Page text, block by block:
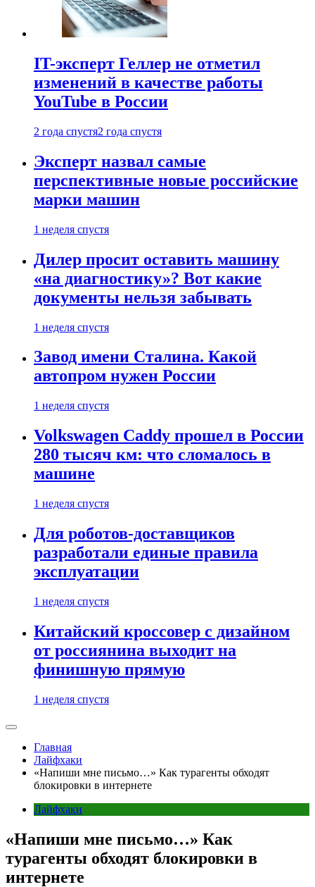
IT-эксперт Геллер не отметил
изменений в качестве работы
YouTube в России
2 года спустя2 года спустя
Эксперт назвал самые
перспективные новые российские
марки машин
1 неделя спустя
Дилер просит оставить машину
«на диагностику»? Вот какие
документы нельзя забывать
1 неделя спустя
Завод имени Сталина. Какой
автопром нужен России
1 неделя спустя
Volkswagen Caddy прошел в России
280 тысяч км: что сломалось в
машине
1 неделя спустя
Для роботов-доставщиков
разработали единые правила
эксплуатации
1 неделя спустя
Китайский кроссовер с дизайном
от россиянина выходит на
финишную прямую
1 неделя спустя
Главная
Лайфхаки
«Напиши мне письмо…» Как турагенты обходят
блокировки в интернете
Лайфхаки
«Напиши мне письмо…» Как
турагенты обходят блокировки в
интернете